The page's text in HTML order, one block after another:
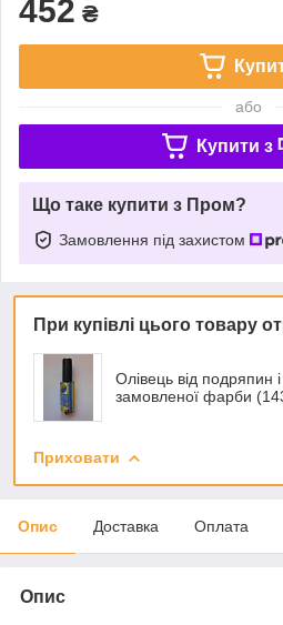
452 ₴
або
Купити з
Що таке купити з Пром?
Замовлення під захистом
При купівлі цього товару
Олівець від подряпин і
замовленої фарби
Приховати
Опис Доставка Оплата
Опис